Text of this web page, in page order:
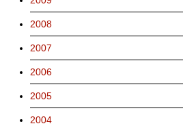
2008
2007
2006
2005
2004